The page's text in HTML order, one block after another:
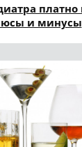
платно
и минусы